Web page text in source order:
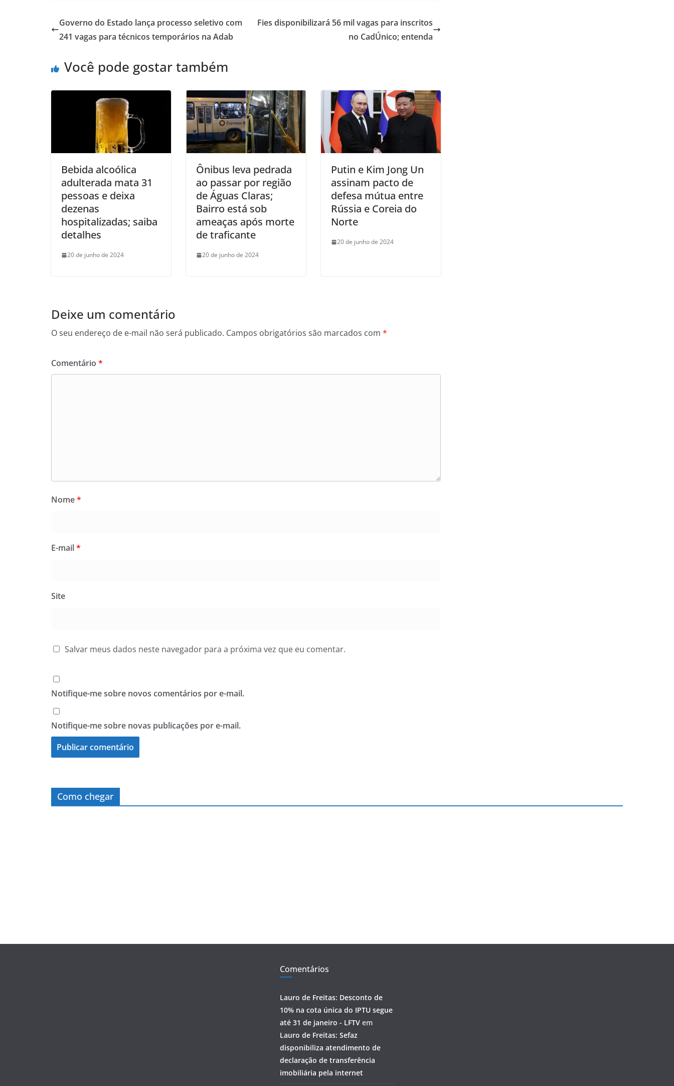
s
A
p
e
b
o
k
l e
Governo do Estado lança processo seletivo com
241 vagas para técnicos temporários na Adab
Fies disponibilizará 56 mil vagas para inscritos
no CadÚnico; entenda
Você pode gostar também
Bebida alcoólica
adulterada mata 31
pessoas e deixa
dezenas
hospitalizadas; saiba
detalhes
20 de junho de 2024
Ônibus leva pedrada
ao passar por região
de Águas Claras;
Bairro está sob
ameaças após morte
de traficante
20 de junho de 2024
Putin e Kim Jong Un
assinam pacto de
defesa mútua entre
Rússia e Coreia do
Norte
20 de junho de 2024
Deixe um comentário
O seu endereço de e-mail não será publicado. Campos obrigatórios são marcados com *
Comentário *
Nome*
E-mail*
Site
Salvar meus dados neste navegador para a próxima vez que eu comentar.
Notifique-me sobre novos comentários por e-mail.
Notifique-me sobre novas publicações por e-mail.
Como chegar
Comentários
Lauro de Freitas: Desconto de
10% na cota única do IPTU segue
até 31 de janeiro - LFTV em
Lauro de Freitas: Sefaz
disponibiliza atendimento de
declaração de transferência
imobiliária pela internet